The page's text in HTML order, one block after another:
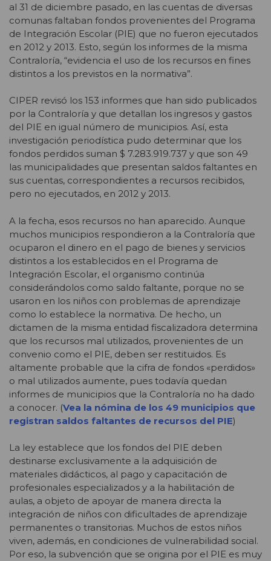
al 31 de diciembre pasado, en las cuentas de diversas
comunas faltaban fondos provenientes del Programa
de Integración Escolar (PIE) que no fueron ejecutados
en 2012 y 2013. Esto, según los informes de la misma
Contraloría, “evidencia el uso de los recursos en fines
distintos a los previstos en la normativa”.
CIPER revisó los 153 informes que han sido publicados
por la Contraloría y que detallan los ingresos y gastos
del PIE en igual número de municipios. Así, esta
investigación periodística pudo determinar que los
fondos perdidos suman $ 7.283.919.737 y que son 49
las municipalidades que presentan saldos faltantes en
sus cuentas, correspondientes a recursos recibidos,
pero no ejecutados, en 2012 y 2013.
A la fecha, esos recursos no han aparecido. Aunque
muchos municipios respondieron a la Contraloría que
ocuparon el dinero en el pago de bienes y servicios
distintos a los establecidos en el Programa de
Integración Escolar, el organismo continúa
considerándolos como saldo faltante, porque no se
usaron en los niños con problemas de aprendizaje
como lo establece la normativa. De hecho, un
dictamen de la misma entidad fiscalizadora determina
que los recursos mal utilizados, provenientes de un
convenio como el PIE, deben ser restituidos. Es
altamente probable que la cifra de fondos «perdidos»
o mal utilizados aumente, pues todavía quedan
informes de municipios que la Contraloría no ha dado
a conocer. (Vea la nómina de los 49 municipios que
registran saldos faltantes de recursos del PIE)
La ley establece que los fondos del PIE deben
destinarse exclusivamente a la adquisición de
materiales didácticos, al pago y capacitación de
profesionales especializados y a la habilitación de
aulas, a objeto de apoyar de manera directa la
integración de niños con dificultades de aprendizaje
permanentes o transitorias. Muchos de estos niños
viven, además, en condiciones de vulnerabilidad social.
Por eso, la subvención que se origina por el PIE es muy